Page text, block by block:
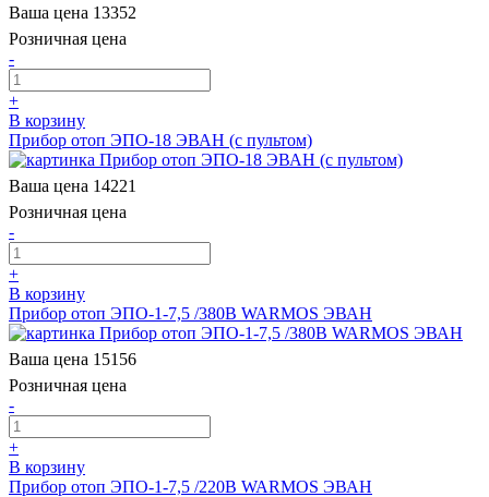
Ваша цена 13352
Розничная цена
-
+
В корзину
Прибор отоп ЭПО-18 ЭВАН (с пультом)
Ваша цена 14221
Розничная цена
-
+
В корзину
Прибор отоп ЭПО-1-7,5 /380В WARMOS ЭВАН
Ваша цена 15156
Розничная цена
-
+
В корзину
Прибор отоп ЭПО-1-7,5 /220В WARMOS ЭВАН